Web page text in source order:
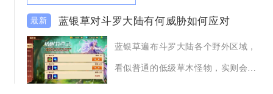
蓝银草对斗罗大陆有何威胁如何应对
蓝银草遍布斗罗大陆各个野外区域，
看似普通的低级草木怪物，实则会大